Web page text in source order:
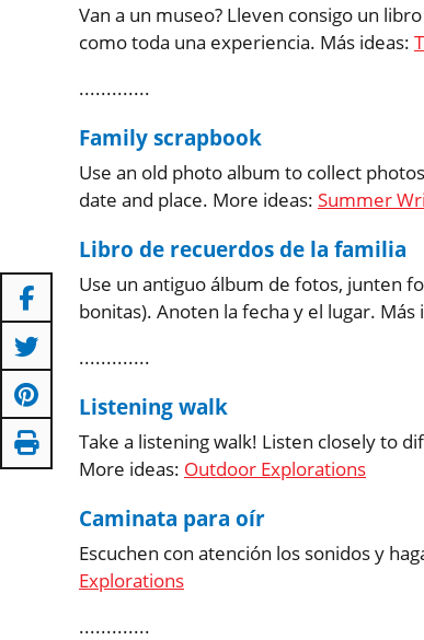
Van a un museo? Lleven consigo un
como toda una experiencia. Más ideas:
.............
Family scrapbook
Use an old photo album to collect
date and place. More ideas: Summer
Libro de recuerdos de la familia
Use un antiguo álbum de fotos, junten
bonitas). Anoten la fecha y el lugar. Más
.............
Listening walk
Take a listening walk! Listen closely to
More ideas: Outdoor Explorations
Caminata para oír
Escuchen con atención los sonidos y
Explorations
.............